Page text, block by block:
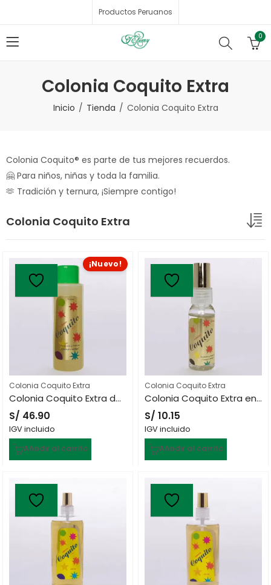
Productos Peruanos
0
Colonia Coquito Extra
Inicio Tienda Colonia Coquito Extra
Colonia Coquito® es parte de tus mejores recuerdos.
🤗 Para niños, niñas y toda la familia.
🫶 Tradición y ternura, ¡Siempre contigo!
Colonia Coquito Extra
¡Nuevo!
Colonia Coquito Extra
Colonia Coquito Extra de 1 Litro
S/ 46.90
IGV incluido
Añadir al carrito
Colonia Coquito Extra
Colonia Coquito Extra en Spray de 30 mL
S/ 10.15
IGV incluido
Añadir al carrito